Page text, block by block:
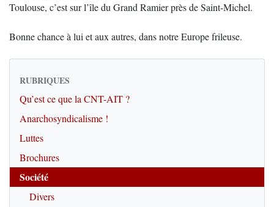
Toulouse, c’est sur l’île du Grand Ramier près de Saint-Michel.
Bonne chance à lui et aux autres, dans notre Europe frileuse.
RUBRIQUES
Qu’est ce que la CNT-AIT ?
Anarchosyndicalisme !
Luttes
Brochures
Société
Divers